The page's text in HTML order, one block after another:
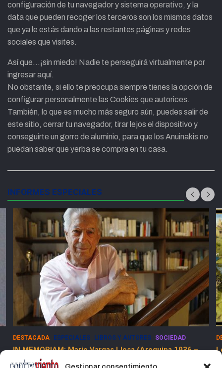
Gestionar consentimiento
configuración de tu navegador y sistema operativo, y la
data que pueden recoger los terceros son los mismos datos
que ya le estás dando a las restantes páginas y redes
sociales que visites.
Así que…¡sin miedo! Nadie te perseguirá virtualmente por
ingresar aquí.
No obstante, si ello te preocupa siempre tienes la opción de
configurar personalmente las Cookies que autorices.
También, lo que es mucho más seguro aún, puedes salir de
este sitio, cerrar tu navegador, tirar lejos el dispositivo y
conseguirte un gorro de aluminio, para que los Anuinakis no
puedan saber que yerba se compra en tu casa.
INFORMES ESPECIALES
DESTACADA ESPECIALES LIBROS Y AUTORES SOCIEDAD
IN MEMORIAM: Mario Vargas Llosa (Arequipa 1936 –
Lima 2025)